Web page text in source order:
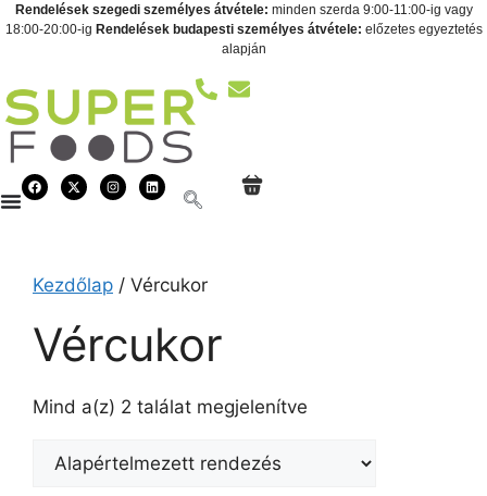
Rendelések szegedi személyes átvétele: minden szerda 9:00-11:00-ig vagy
18:00-20:00-ig Rendelések budapesti személyes átvétele: előzetes egyeztetés
alapján
Kezdőlap / Vércukor
Vércukor
Mind a(z) 2 találat megjelenítve